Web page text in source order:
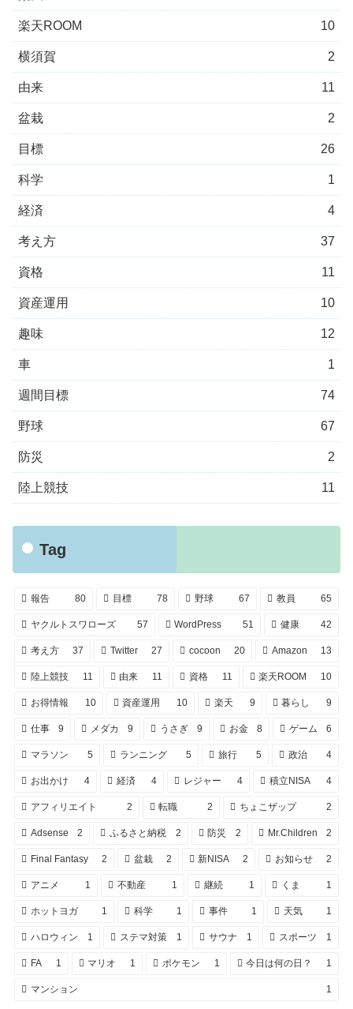
楽天ROOM 10
横須賀 2
由来 11
盆栽 2
目標 26
科学 1
経済 4
考え方 37
資格 11
資産運用 10
趣味 12
車 1
週間目標 74
野球 67
防災 2
陸上競技 11
Tag
報告 80 目標 78 野球 67 教員 65
ヤクルトスワローズ 57 WordPress 51 健康 42
考え方 37 Twitter 27 cocoon 20 Amazon 13
陸上競技 11 由来 11 資格 11 楽天ROOM 10
お得情報 10 資産運用 10 楽天 9 暮らし 9
仕事 9 メダカ 9 うさぎ 9 お金 8 ゲーム 6
マラソン 5 ランニング 5 旅行 5 政治 4
お出かけ 4 経済 4 レジャー 4 積立NISA 4
アフィリエイト 2 転職 2 ちょこザップ 2
Adsense 2 ふるさと納税 2 防災 2 Mr.Children 2
Final Fantasy 2 盆栽 2 新NISA 2 お知らせ 2
アニメ 1 不動産 1 継続 1 くま 1
ホットヨガ 1 科学 1 事件 1 天気 1
ハロウィン 1 ステマ対策 1 サウナ 1 スポーツ 1
FA 1 マリオ 1 ポケモン 1 今日は何の日？ 1
マンション 1